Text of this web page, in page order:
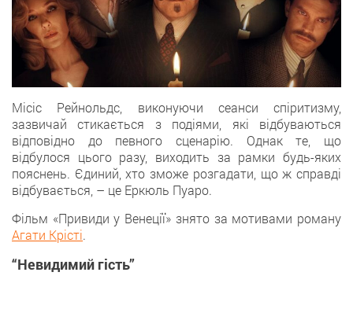
Місіс Рейнольдс, виконуючи сеанси спіритизму,
зазвичай стикається з подіями, які відбуваються
відповідно до певного сценарію. Однак те, що
відбулося цього разу, виходить за рамки будь-яких
пояснень. Єдиний, хто зможе розгадати, що ж справді
відбувається, – це Еркюль Пуаро.
Фільм «Привиди у Венеції» знято за мотивами роману
Агати Крісті.
“Невидимий гість”